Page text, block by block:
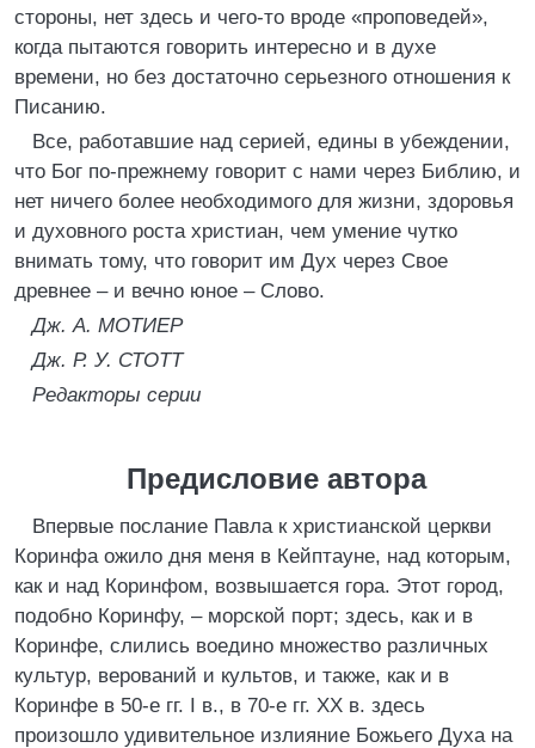
стороны, нет здесь и чего-то вроде «проповедей»,
когда пытаются говорить интересно и в духе
времени, но без достаточно серьезного отношения к
Писанию.
Все, работавшие над серией, едины в убеждении,
что Бог по-прежнему говорит с нами через Библию, и
нет ничего более необходимого для жизни, здоровья
и духовного роста христиан, чем умение чутко
внимать тому, что говорит им Дух через Свое
древнее – и вечно юное – Слово.
Дж. А. МОТИЕР
Дж. Р. У. СТОТТ
Редакторы серии
Предисловие автора
Впервые послание Павла к христианской церкви
Коринфа ожило дня меня в Кейптауне, над которым,
как и над Коринфом, возвышается гора. Этот город,
подобно Коринфу, – морской порт; здесь, как и в
Коринфе, слились воедино множество различных
культур, верований и культов, и также, как и в
Коринфе в 50-е гг. I в., в 70-е гг. XX в. здесь
произошло удивительное излияние Божьего Духа на